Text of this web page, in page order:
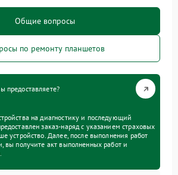
Общие вопросы
по ремонту планшетов
предоставляете?
на диагностику и последующий
заказ-наряд с указанием страховых
устройство. Далее, после выполнения работ
вы получите акт выполненных работ и